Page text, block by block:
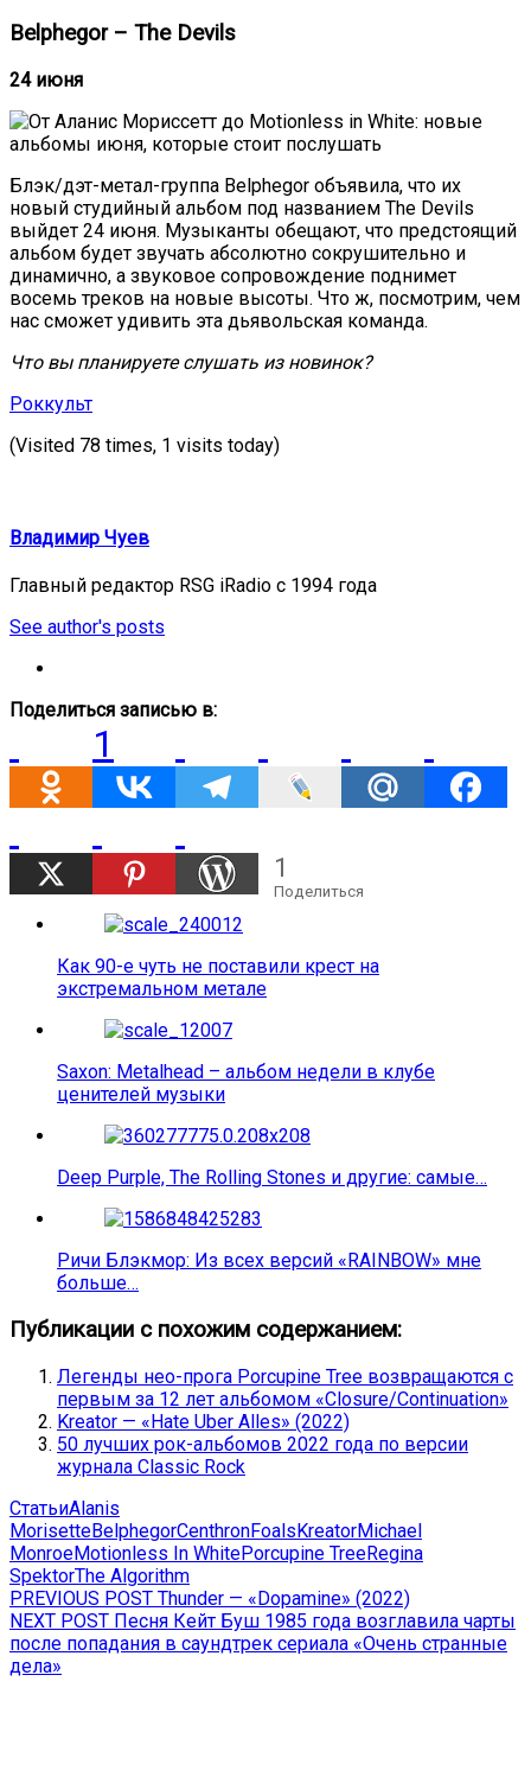
Belphegor – The Devils
24 июня
Блэк/дэт-метал-группа Belphegor объявила, что их
новый студийный альбом под названием The Devils
выйдет 24 июня. Музыканты обещают, что предстоящий
альбом будет звучать абсолютно сокрушительно и
динамично, а звуковое сопровождение поднимет
восемь треков на новые высоты. Что ж, посмотрим, чем
нас сможет удивить эта дьявольская команда.
Что вы планируете слушать из новинок?
Роккульт
(Visited 78 times, 1 visits today)
Владимир Чуев
Главный редактор RSG iRadio с 1994 года
See author's posts
Поделиться записью в:
1
1
Поделиться
Как 90-е чуть не поставили крест на
экстремальном метале
Saxon: Metalhead – альбом недели в клубе
ценителей музыки
Deep Purple, The Rolling Stones и другие: самые…
Ричи Блэкмор: Из всех версий «RAINBOW» мне
больше…
Публикации с похожим содержанием:
Легенды нео-прога Porcupine Tree возвращаются с
первым за 12 лет альбомом «Closure/Continuation»
Kreator — «Hate Uber Alles» (2022)
50 лучших рок-альбомов 2022 года по версии
журнала Classic Rock
СтатьиAlanis
MorisetteBelphegorCenthronFoalsKreatorMichael
MonroeMotionless In WhitePorcupine TreeRegina
SpektorThe Algorithm
Навигация
по
записям
PREVIOUS POST Previous
post:
Thunder — «Dopamine» (2022)
NEXT POST Next
post:
Песня Кейт Буш 1985 года возглавила чарты
после попадания в саундтрек сериала «Очень странные
дела»